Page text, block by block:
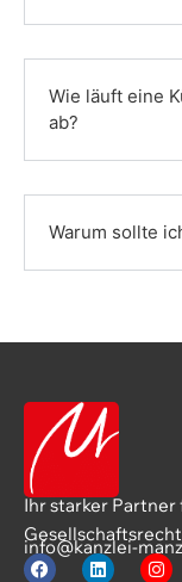
Wie läuft eine
ab?
Warum sollte
Ihr starker
info@kanzlei-